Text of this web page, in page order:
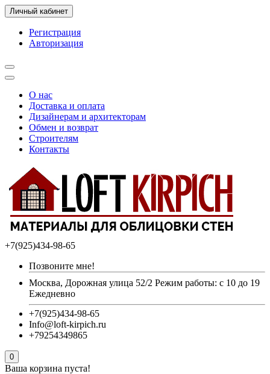
Личный кабинет
Регистрация
Авторизация
О нас
Доставка и оплата
Дизайнерам и архитекторам
Обмен и возврат
Строителям
Контакты
+7(925)434-98-65
Позвоните мне!
Москва, Дорожная улица 52/2 Режим работы: с 10 до 19
Ежедневно
+7(925)434-98-65
Info@loft-kirpich.ru
+79254349865
0
Ваша корзина пуста!